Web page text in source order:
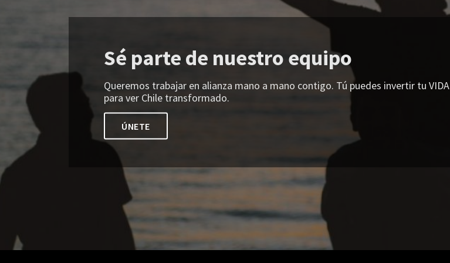
Sé parte de nuestro equipo
Queremos trabajar en alianza mano a mano contigo. Tú puedes invertir tu VIDA
para ver Chile transformado.
ÚNETE